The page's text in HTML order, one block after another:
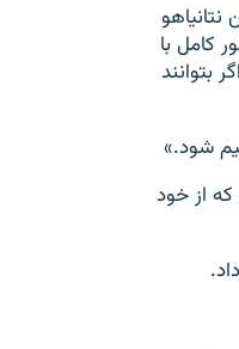
کامل با
بتوانند
شود.»
از خود